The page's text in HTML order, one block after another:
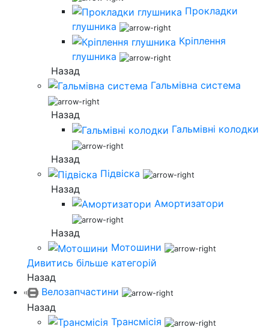
Прокладки
глушника
Кріплення
глушника
Назад
Гальмівна система
Назад
Гальмівні колодки
Назад
Підвіска
Назад
Амортизатори
Назад
Мотошини
Дивитись більше категорій
Назад
Велозапчастини
Назад
Трансмісія